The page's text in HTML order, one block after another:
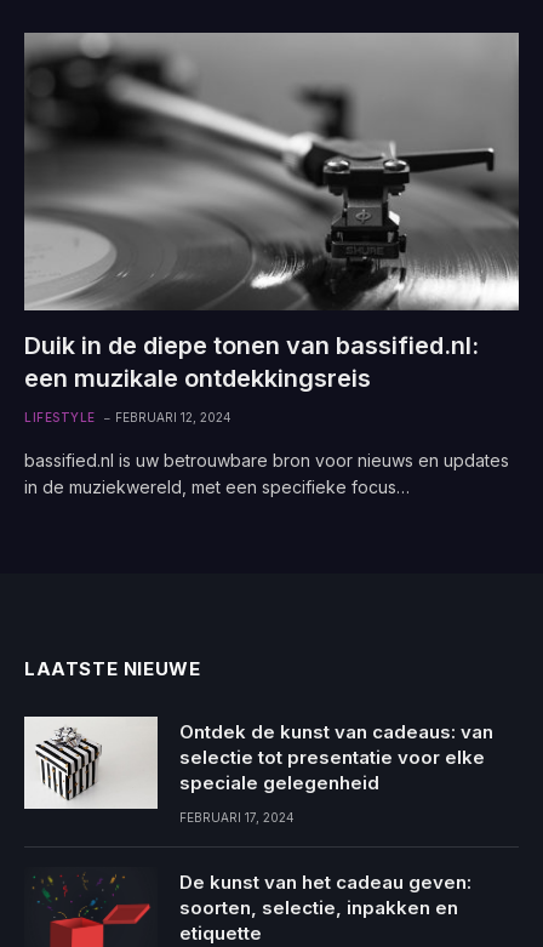
Duik in de diepe tonen van bassified.nl:
een muzikale ontdekkingsreis
LIFESTYLE FEBRUARI 12, 2024
bassified.nl is uw betrouwbare bron voor nieuws en updates
in de muziekwereld, met een specifieke focus…
LAATSTE NIEUWE
Ontdek de kunst van cadeaus: van
selectie tot presentatie voor elke
speciale gelegenheid
FEBRUARI 17, 2024
De kunst van het cadeau geven:
soorten, selectie, inpakken en
etiquette